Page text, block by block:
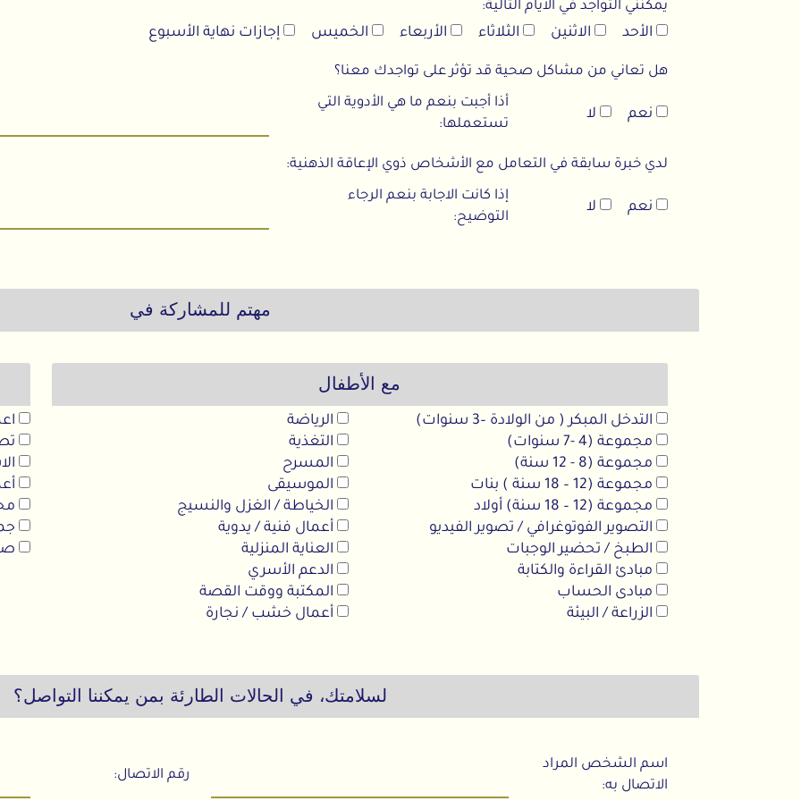
يمكنني التواجد في الأيام التالية:
الأحد الاثنين الثلاثاء الأربعاء الخميس إجازات نهاية الأسبوع
هل تعاني من مشاكل صحية قد تؤثر على تواجدك معنا؟
نعم لا
أذا أجبت بنعم ما هي الأدوية التي
تستعملها:
لدي خبرة سابقة في التعامل مع الأشخاص ذوي الإعاقة الذهنية:
نعم لا
إذا كانت الاجابة بنعم الرجاء
التوضيح:
مهتم للمشاركة في
مع الأطفال
التدخل المبكر ( من الولادة –3 سنوات)
مجموعة (4 -7 سنوات)
مجموعة (8 - 12 سنة)
مجموعة (12 – 18 سنة ) بنات
مجموعة (12 – 18 سنة) أولاد
التصوير الفوتوغرافي / تصوير الفيديو
الطبخ / تحضير الوجبات
مبادئ القراءة والكتابة
مبادى الحساب
الزراعة / البيئة
الرياضة
التغذية
المسرح
الموسيقى
الخياطة / الغزل والنسيج
أعمال فنية / يدوية
العناية المنزلية
الدعم الأسري
المكتبة ووقت القصة
أعمال خشب / نجارة
لسلامتك، في الحالات الطارئة بمن يمكننا التواصل؟
اسم الشخص المراد
الاتصال به:
رقم الاتصال: